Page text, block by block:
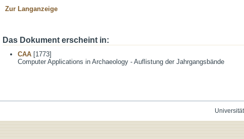
Zur Langanzeige
Das Dokument erscheint in:
CAA [1773]
Computer Applications in Archaeology - Auflistung der Jahrgangsbände